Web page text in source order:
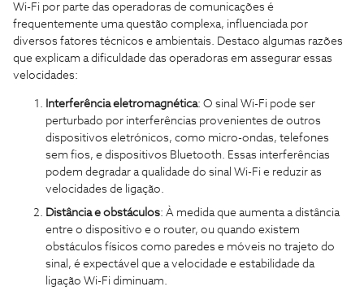
Wi-Fi por parte das operadoras de comunicações é
frequentemente uma questão complexa, influenciada por
diversos fatores técnicos e ambientais. Destaco algumas razões
que explicam a dificuldade das operadoras em assegurar essas
velocidades:
Interferência eletromagnética: O sinal Wi-Fi pode ser
perturbado por interferências provenientes de outros
dispositivos eletrónicos, como micro-ondas, telefones
sem fios, e dispositivos Bluetooth. Essas interferências
podem degradar a qualidade do sinal Wi-Fi e reduzir as
velocidades de ligação.
Distância e obstáculos: À medida que aumenta a distância
entre o dispositivo e o router, ou quando existem
obstáculos físicos como paredes e móveis no trajeto do
sinal, é expectável que a velocidade e estabilidade da
ligação Wi-Fi diminuam.